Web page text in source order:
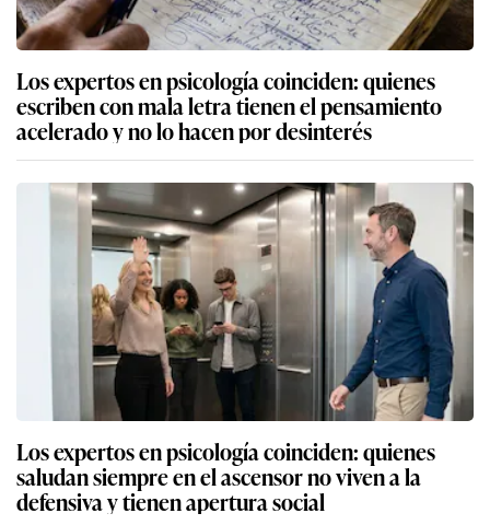
Los expertos en psicología coinciden: quienes
escriben con mala letra tienen el pensamiento
acelerado y no lo hacen por desinterés
Los expertos en psicología coinciden: quienes
saludan siempre en el ascensor no viven a la
defensiva y tienen apertura social